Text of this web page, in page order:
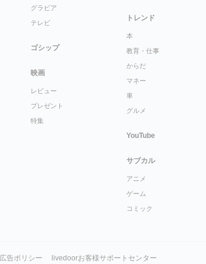
グラビア
テレビ
ゴシップ
映画
レビュー
プレゼント
特集
トレンド
本
教育・仕事
からだ
マネー
車
グルメ
YouTube
サブカル
アニメ
ゲーム
コミック
告ポリシー livedoorお客様サポートセンター